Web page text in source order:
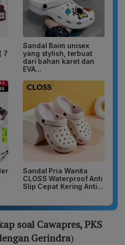
7
Sandal Baim unisex
yang stylish, terbuat
dari bahan karet dan
EVA...
Sandal Pria Wanita
CLOSS Waterproof Anti
Slip Cepat Kering Anti...
soal Cawapres, PKS
Gerindra)